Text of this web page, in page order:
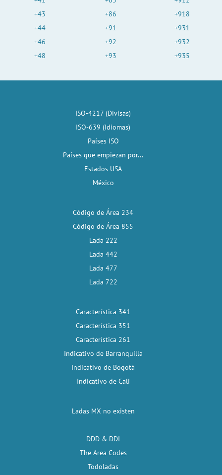
+43
+44
+46
+48
+86
+91
+92
+93
+918
+931
+932
+935
ISO-4217 (Divisas)
ISO-639 (Idiomas)
Países ISO
Países que empiezan por...
Estados USA
México
Código de Área 234
Código de Área 855
Lada 222
Lada 442
Lada 477
Lada 722
Característica 341
Característica 351
Característica 261
Indicativo de Barranquilla
Indicativo de Bogotá
Indicativo de Cali
Ladas MX no existen
DDD & DDI
The Area Codes
Todoladas